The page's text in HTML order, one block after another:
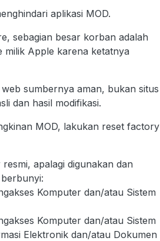
aplikasi MOD.
sebagian besar korban adalah
milik Apple karena ketatnya
sumbernya aman, bukan situs
dan hasil modifikasi.
MOD, lakukan reset factory
apalagi digunakan dan
Komputer dan/atau Sistem
Komputer dan/atau Sistem
Elektronik dan/atau Dokumen